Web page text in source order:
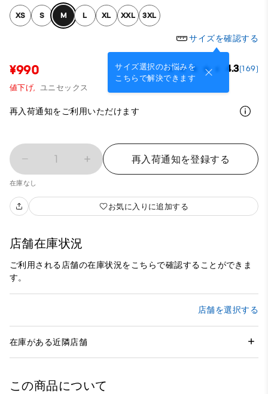
XS S M L XL XXL 3XL
サイズを確認する
サイズ選択のお悩みを
こちらで解決できます
¥990 4.3(169)
値下げ, ユニセックス
再入荷通知をご利用いただけます
1 再入荷通知を登録する
在庫なし
お気に入りに追加する
店舗在庫状況
ご利用される店舗の在庫状況をこちらで確認することができま
す。
店舗を選択する
在庫がある近隣店舗
この商品について